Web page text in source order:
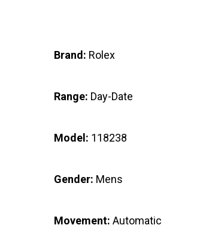
Brand: Rolex
Range: Day-Date
Model: 118238
Gender: Mens
Movement: Automatic